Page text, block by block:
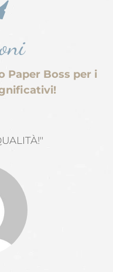
Paper Boss per i